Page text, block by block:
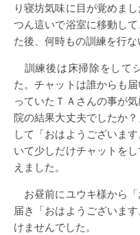
り寝坊気味に目が覚めま
つん這いで浴室に移動し
た後、何時もの訓練を行な
訓練後は床掃除をして
た。チャットは誰からも
っていたＴＡさんの事が
院の結果大丈夫でしたか
して「おはようございま
いて少しだけチャットを
えました。
お昼前にユウキ様から
届き「おはようございま
けませんでした。